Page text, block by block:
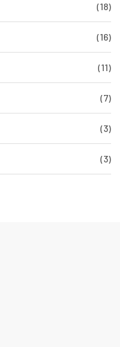
(18)
(16)
(11)
(7)
(3)
(3)